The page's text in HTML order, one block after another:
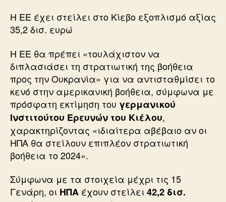
Η ΕΕ έχει στείλει στο Κίεβο εξοπλισμό αξίας
35,2 δισ. ευρώ
Η ΕΕ θα πρέπει «τουλάχιστον να
διπλασιάσει τη στρατιωτική της βοήθεια
προς την Ουκρανία» για να αντισταθμίσει το
κενό στην αμερικανική βοήθεια, σύμφωνα με
πρόσφατη εκτίμηση του γερμανικού
Ινστιτούτου Ερευνών του Κιέλου,
χαρακτηρίζοντας «ιδιαίτερα αβέβαιο αν οι
ΗΠΑ θα στείλουν επιπλέον στρατιωτική
βοήθεια το 2024».
Σύμφωνα με τα στοιχεία μέχρι τις 15
Γενάρη, οι ΗΠΑ έχουν στείλει42,2 δισ.